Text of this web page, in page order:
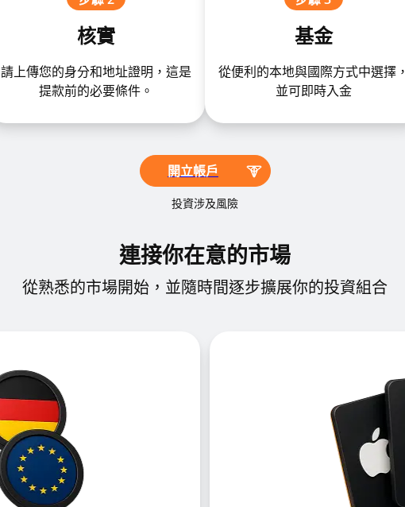
核實
請上傳您的身分和地址證明，這是
提款前的必要條件。
基金
從便利的本地與國際方式中選擇，
並可即時入金
開立帳戶
投資涉及風險
連接你在意的市場
從熟悉的市場開始，並隨時間逐步擴展你的投資組合